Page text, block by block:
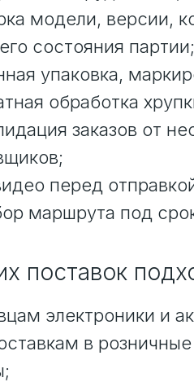
модели, версии,
состояния партии;
упаковка,
обработка
заказов от
перед
маршрута под
поставок
электроники и
в